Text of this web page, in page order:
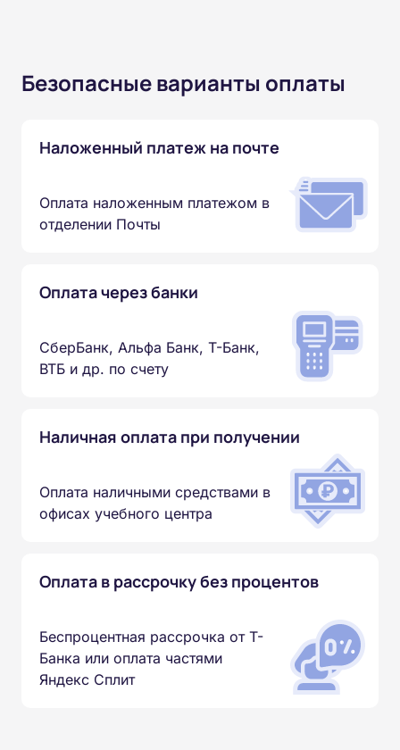
Безопасные варианты оплаты
Наложенный платеж на почте
Оплата наложенным платежом в
отделении Почты
Оплата через банки
СберБанк, Альфа Банк, Т-Банк,
ВТБ и др. по счету
Наличная оплата при получении
Оплата наличными средствами в
офисах учебного центра
Оплата в рассрочку без процентов
Беспроцентная рассрочка от Т-
Банка или оплата частями
Яндекс Сплит